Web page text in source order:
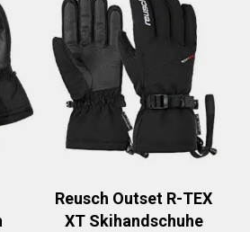
Reusch Outset R-TEX
XT Skihandschuhe